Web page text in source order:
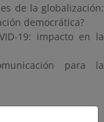
de la globalización:
democrática?
19: impacto en la
para la